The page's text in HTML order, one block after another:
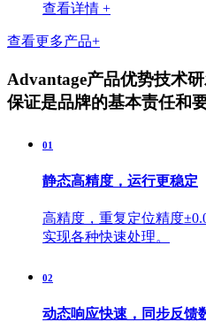
查看详情 +
查看更多产品+
Advantage产品优势技术
保证是品牌的基本责任和
01
静态高精度，运行更稳定
高精度，重复定位精度
实现各种快速处理。
02
动态响应快速，同步反馈